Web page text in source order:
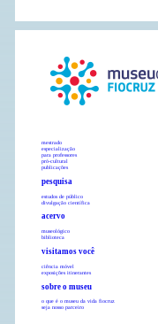
mestrado
especialização
para professores
pró-cultural
publicações
pesquisa
estudos de público
divulgação científica
acervo
museológico
biblioteca
visitamos você
ciência móvel
exposições itinerantes
sobre o museu
o que é o museu da vida fiocruz
seja nosso parceiro